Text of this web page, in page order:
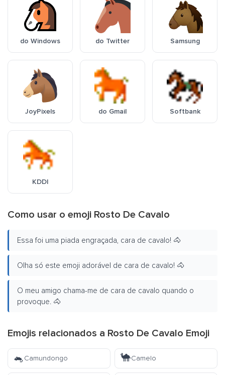
do Windows do Twitter Samsung
JoyPixels do Gmail Softbank
KDDI
Como usar o emoji Rosto De Cavalo
Essa foi uma piada engraçada, cara de cavalo! 🐴
Olha só este emoji adorável de cara de cavalo! 🐴
O meu amigo chama-me de cara de cavalo quando o
provoque. 🐴
Emojis relacionados a Rosto De Cavalo Emoji
🐁Camundongo 🐪Camelo